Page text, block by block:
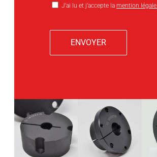
J’ai lu et j’accepte la mention légale.